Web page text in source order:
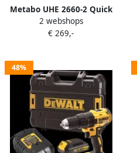
Metabo UHE 2660-2 Quick
SET Combihamer | 800w
2.8J + SDS-plus-boor-
2 webshops
€ 269,-
48%